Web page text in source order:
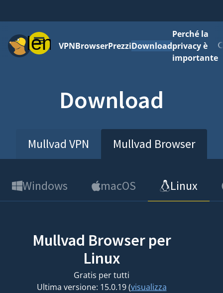
MenuVPNBrowserPrezziDownload
Perché la
privacy è
importante
Download
Mullvad VPN Mullvad Browser
Windows macOS Linux
Mullvad Browser per
Linux
Gratis per tutti
Ultima versione: 15.0.19 (visualizza